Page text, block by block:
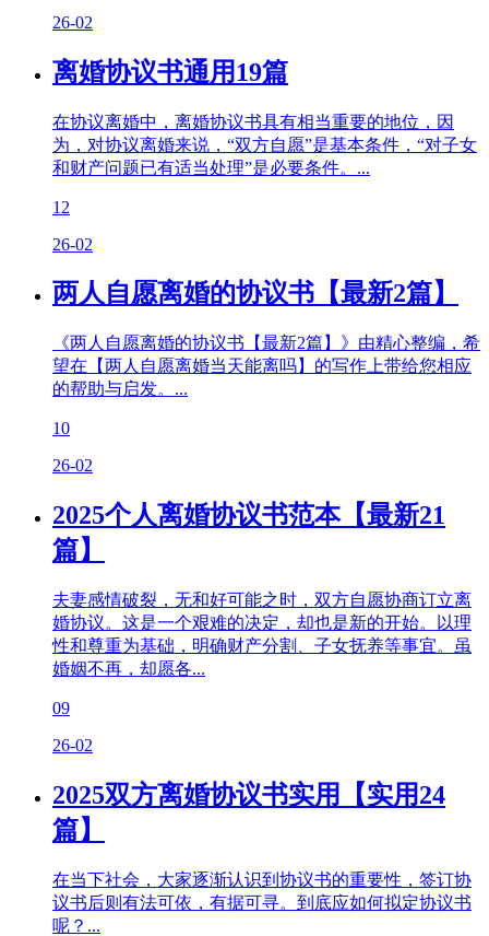
26-02
离婚协议书通用19篇
在协议离婚中，离婚协议书具有相当重要的地位，因
为，对协议离婚来说，“双方自愿”是基本条件，“对子女
和财产问题已有适当处理”是必要条件。...
12
26-02
两人自愿离婚的协议书【最新2篇】
《两人自愿离婚的协议书【最新2篇】》由精心整编，希
望在【两人自愿离婚当天能离吗】的写作上带给您相应
的帮助与启发。...
10
26-02
2025个人离婚协议书范本【最新21
篇】
夫妻感情破裂，无和好可能之时，双方自愿协商订立离
婚协议。这是一个艰难的决定，却也是新的开始。以理
性和尊重为基础，明确财产分割、子女抚养等事宜。虽
婚姻不再，却愿各...
09
26-02
2025双方离婚协议书实用【实用24
篇】
在当下社会，大家逐渐认识到协议书的重要性，签订协
议书后则有法可依，有据可寻。到底应如何拟定协议书
呢？...